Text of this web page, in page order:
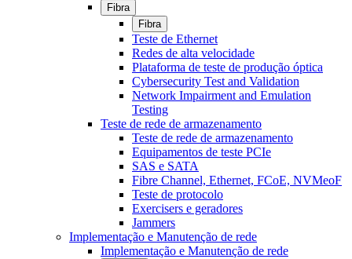
Fibra
Fibra
Teste de Ethernet
Redes de alta velocidade
Plataforma de teste de produção óptica
Cybersecurity Test and Validation
Network Impairment and Emulation
Testing
Teste de rede de armazenamento
Teste de rede de armazenamento
Equipamentos de teste PCIe
SAS e SATA
Fibre Channel, Ethernet, FCoE, NVMeoF
Teste de protocolo
Exercisers e geradores
Jammers
Implementação e Manutenção de rede
Implementação e Manutenção de rede